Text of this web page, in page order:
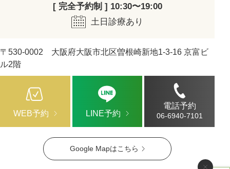
Google Mapはこちら
[ 完全予約制 ] 10:30〜19:00
土日診療あり
〒530-0002 大阪府大阪市北区曽根崎新地1-3-16 京富ビ
ル2階
WEB予約 LINE予約
電話予約
06-6940-7101